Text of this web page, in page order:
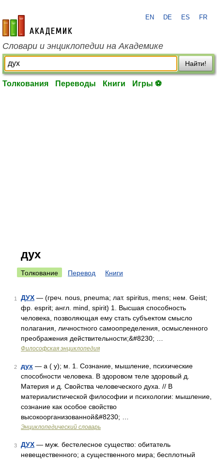
academic.ru
EN DE ES FR
Словари и энциклопедии на Академике
Найти!
Толкования Переводы Книги Игры ⚽
дух
Толкование Перевод Книги
1 ДУХ — (греч. nous, pneuma; лат. spiritus, mens; нем. Geist;
фр. esprit; англ. mind, spirit) 1. Высшая способность
человека, позволяющая ему стать субъектом смысло
полагания, личностного самоопределения, осмысленного
преображения действительности;&#8230; …
Философская энциклопедия
2 дух — а ( у); м. 1. Сознание, мышление, психические
способности человека. В здоровом теле здоровый д.
Материя и д. Свойства человеческого духа. // В
материалистической философии и психологии: мышление,
сознание как особое свойство
высокоорганизованной&#8230; …
Энциклопедический словарь
3 ДУХ — муж. бестелесное существо: обитатель
невещественного; а существенного мира; бесплотный